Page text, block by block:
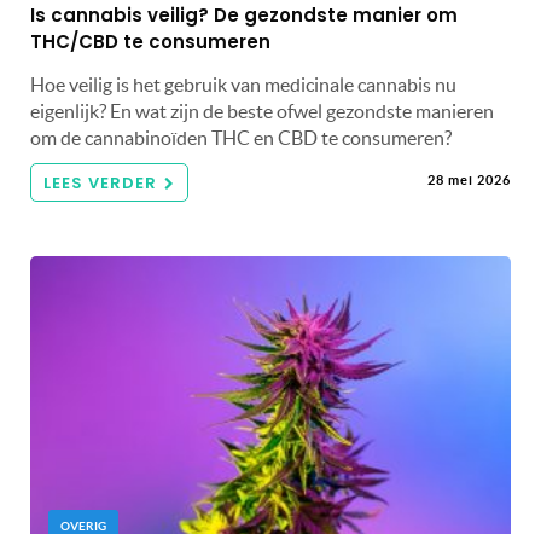
Is cannabis veilig? De gezondste manier om
THC/CBD te consumeren
Hoe veilig is het gebruik van medicinale cannabis nu
eigenlijk? En wat zijn de beste ofwel gezondste manieren
om de cannabinoïden THC en CBD te consumeren?
LEES VERDER 28 mei 2026
OVERIG